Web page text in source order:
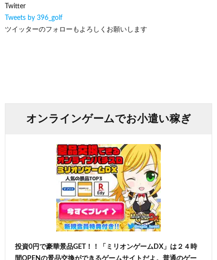
Twitter
Tweets by 396_golf
ツイッターのフォローもよろしくお願いします
オンラインゲームでお小遣い稼ぎ
投資0円で豪華景品GET！！「ミリオンゲームDX」は２４時
間OPENの景品交換ができるゲームサイトだよ。普通のゲー